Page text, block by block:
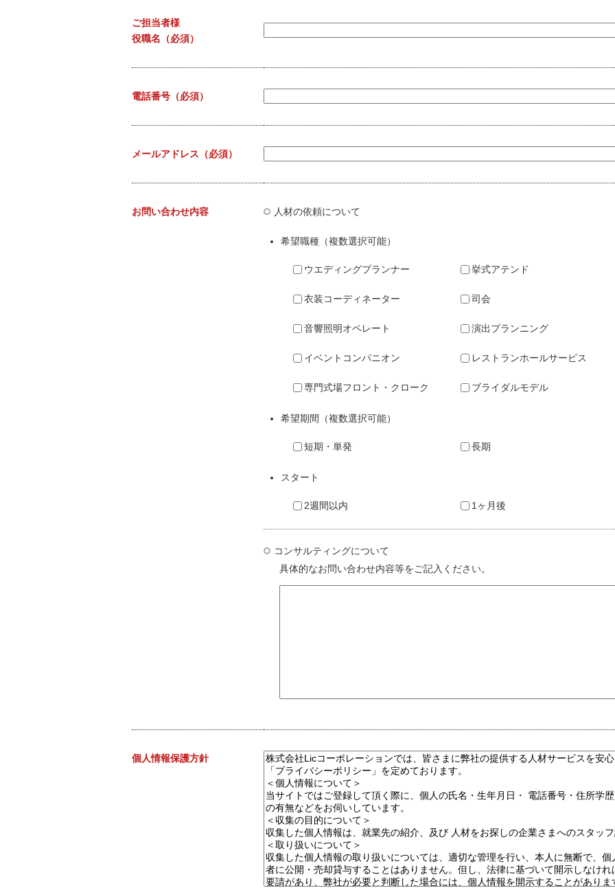
ご担当者様
役職名 （必須）
電話番号 （必須）
メールアドレス （必須）
お問い合わせ内容 人材の依頼について
希望職種（複数選択可能）
ウエディングプランナー 挙式アテンド
衣装コーディネーター 司会
音響照明オペレート 演出プランニング
イベントコンパニオン レストランホールサービス
専門式場フロント・クローク ブライダルモデル
希望期間（複数選択可能）
短期・単発 長期
スタート
2週間以内 1ヶ月後
コンサルティングについて
具体的なお問い合わせ内容等をご記入ください。
個人情報保護方針